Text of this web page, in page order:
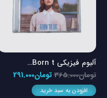
آلبوم فیزیکی Born t…
تومان365.000قیمت
اصلی
تومان291.000قیمت
افزودن به سبد خرید